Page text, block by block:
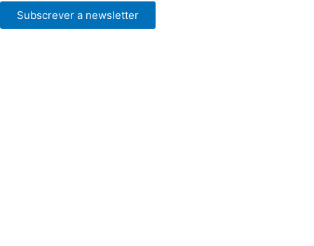
Subscrever a newsletter